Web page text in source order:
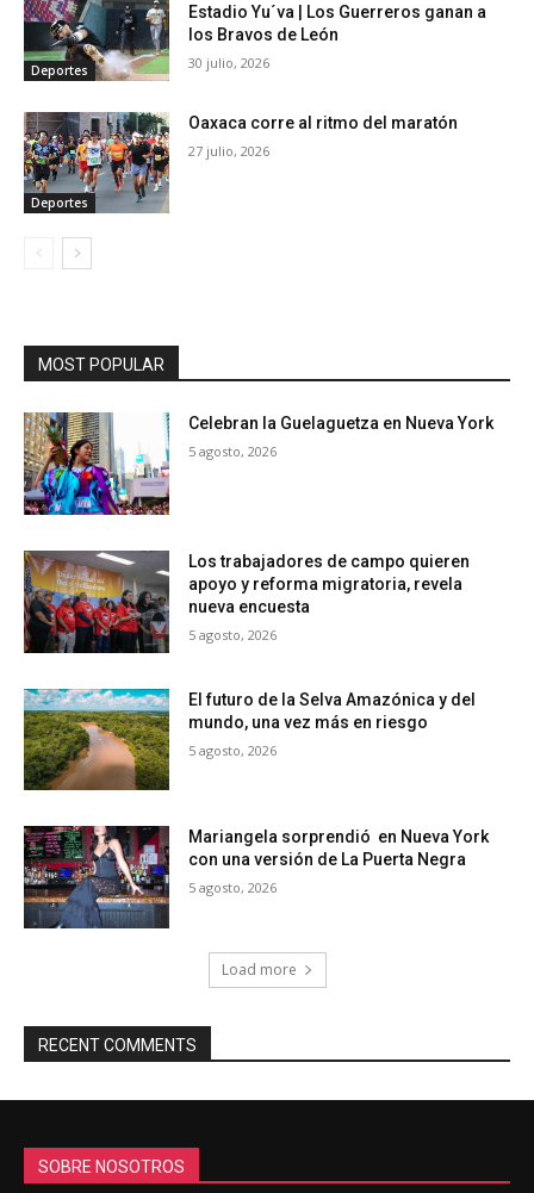
Deportes
Estadio Yu´va | Los Guerreros ganan a
los Bravos de León
30 julio, 2026
Deportes
Oaxaca corre al ritmo del maratón
27 julio, 2026
MOST POPULAR
Celebran la Guelaguetza en Nueva York
5 agosto, 2026
Los trabajadores de campo quieren
apoyo y reforma migratoria, revela
nueva encuesta
5 agosto, 2026
El futuro de la Selva Amazónica y del
mundo, una vez más en riesgo
5 agosto, 2026
Mariangela sorprendió en Nueva York
con una versión de La Puerta Negra
5 agosto, 2026
Load more
RECENT COMMENTS
SOBRE NOSOTROS